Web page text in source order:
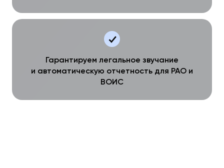
Гарантируем легальное звучание
и автоматическую отчетность для РАО и
ВОИС